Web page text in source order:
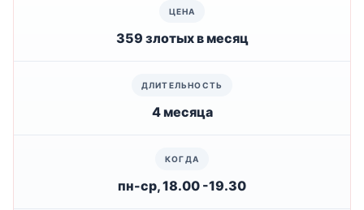
359 злотых в месяц
4 месяца
пн-ср, 18.00 -19.30